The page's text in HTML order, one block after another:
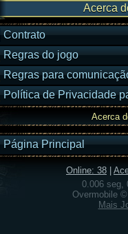
Acerca
Contrato
Regras do jogo
Regras para
Política de Privacidade
Acerca
Página Principal
Online: 38
0.006 seg,
Overmobile
Mais